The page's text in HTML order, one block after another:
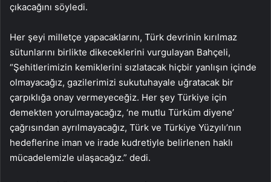
çıkacağını söyledi.
Her şeyi milletçe yapacaklarını, Türk devrinin kırılmaz
sütunlarını birlikte dikeceklerini vurgulayan Bahçeli,
“Şehitlerimizin kemiklerini sızlatacak hiçbir yanlışın içinde
olmayacağız, gazilerimizi sukutuhayale uğratacak bir
çarpıklığa onay vermeyeceğiz. Her şey Türkiye için
demekten yorulmayacağız, ‘ne mutlu Türküm diyene’
çağrısından ayrılmayacağız, Türk ve Türkiye Yüzyılı’nın
hedeflerine iman ve irade kudretiyle belirlenen haklı
mücadelemizle ulaşacağız.” dedi.